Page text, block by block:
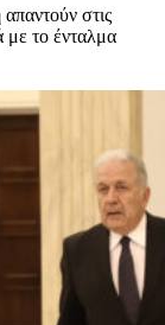
στις
με το ένταλμα